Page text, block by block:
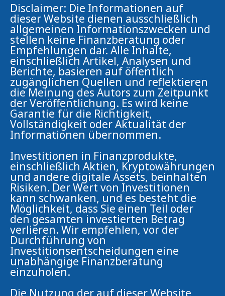
Disclaimer: Die Informationen auf
dieser Website dienen ausschließlich
allgemeinen Informationszwecken und
stellen keine Finanzberatung oder
Empfehlungen dar. Alle Inhalte,
einschließlich Artikel, Analysen und
Berichte, basieren auf öffentlich
zugänglichen Quellen und reflektieren
die Meinung des Autors zum Zeitpunkt
der Veröffentlichung. Es wird keine
Garantie für die Richtigkeit,
Vollständigkeit oder Aktualität der
Informationen übernommen.
Investitionen in Finanzprodukte,
einschließlich Aktien, Kryptowährungen
und andere digitale Assets, beinhalten
Risiken. Der Wert von Investitionen
kann schwanken, und es besteht die
Möglichkeit, dass Sie einen Teil oder
den gesamten investierten Betrag
verlieren. Wir empfehlen, vor der
Durchführung von
Investitionsentscheidungen eine
unabhängige Finanzberatung
einzuholen.
Die Nutzung der auf dieser Website